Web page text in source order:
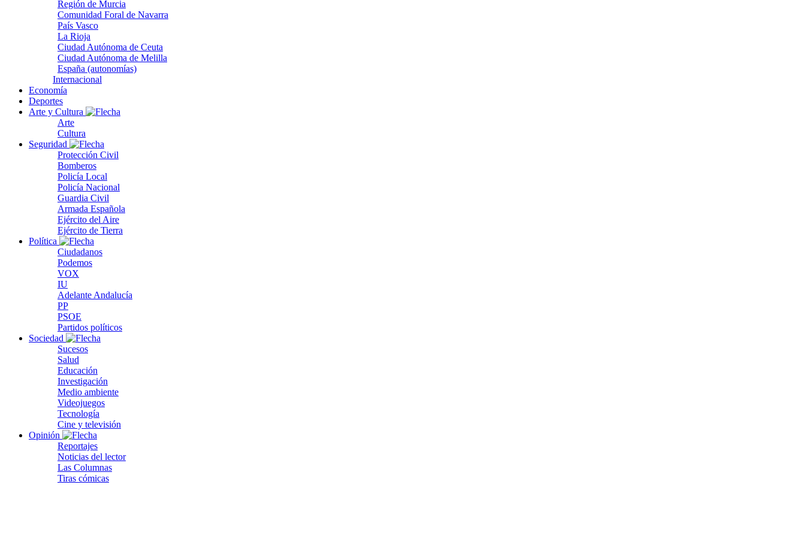
Región de Murcia
Comunidad Foral de Navarra
País Vasco
La Rioja
Ciudad Autónoma de Ceuta
Ciudad Autónoma de Melilla
España (autonomías)
Internacional
Economía
Deportes
Arte y Cultura
Arte
Cultura
Seguridad
Protección Civil
Bomberos
Policía Local
Policía Nacional
Guardia Civil
Armada Española
Ejército del Aire
Ejército de Tierra
Política
Ciudadanos
Podemos
VOX
IU
Adelante Andalucía
PP
PSOE
Partidos políticos
Sociedad
Sucesos
Salud
Educación
Investigación
Medio ambiente
Videojuegos
Tecnología
Cine y televisión
Opinión
Reportajes
Noticias del lector
Las Columnas
Tiras cómicas